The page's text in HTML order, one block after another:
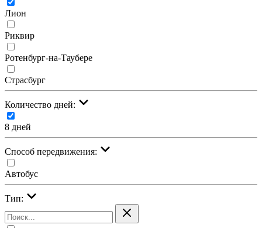
Лион
Риквир
Ротенбург-на-Таубере
Страсбург
Количество дней:
8 дней
Cпособ передвижения:
Автобус
Тип: